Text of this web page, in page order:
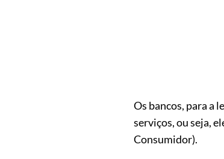
Os bancos, para a
serviços, ou seja,
Consumidor).